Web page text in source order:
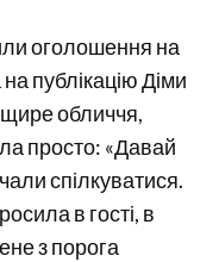
оголошення на
публікацію Діми
щире обличчя,
просто: «Давай
спілкуватися.
в гості, в
з порога